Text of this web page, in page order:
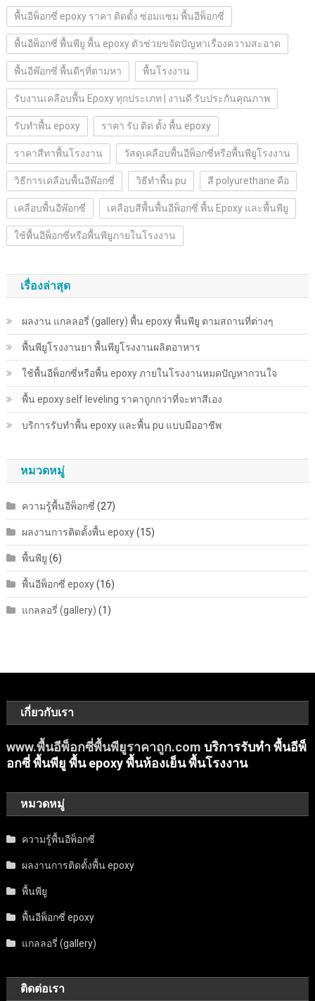
พื้นอีพ็อกซี่ epoxy ราคา ติดตั้ง ซ่อมแซม พื้นอีพ็อกซี่
พื้นอีพ็อกซี่ พื้นพียู พื้น epoxy ตัวช่วยขจัดปัญหาเรื่องความสะอาด
พื้นอีพ๊อกซี่ พื้นดีๆที่ตามหา พื้นโรงงาน
รับงานเคลือบพื้น Epoxy ทุกประเภท | งานดี รับประกันคุณภาพ
รับทำพื้น epoxy ราคา รับ ติด ตั้ง พื้น epoxy
ราคาสีทาพื้นโรงงาน วัสดุเคลือบพื้นอีพ็อกซี่หรือพื้นพียูโรงงาน
วิธีการเคลือบพื้นอีพ๊อกซี่ วิธีทำพื้น pu สี polyurethane คือ
เคลือบพื้นอีพ๊อกซี่ เคลือบสีพื้นพื้นอีพ็อกซี่ พื้น Epoxy และพื้นพียู
ใช้พื้นอีพ็อกซี่หรือพื้นพียูภายในโรงงาน
เรื่องล่าสุด
ผลงาน แกลลอรี่ (gallery) พื้น epoxy พื้นพียู ตามสถานที่ต่างๆ
พื้นพียู​โรงงานยา พื้นพียู​โรงงานผลิตอาหาร
ใช้พื้นอีพ็อกซี่หรือพื้น epoxy ภายในโรงงานหมดปัญหากวนใจ
พื้น epoxy self leveling ราคาถูกกว่าที่จะทาสีเอง
บริการรับทำพื้น epoxy และพื้น pu แบบมืออาชีพ
หมวดหมู่
ความรู้พื้นอีพ็อกซี่ (27)
ผลงานการติดตั้งพื้น epoxy(15)
พื้นพียู (6)
พื้นอีพ็อกซี่ epoxy(16)
แกลลอรี่ (gallery) (1)
เกี่ยวกับเรา
www.พื้นอีพ็อกซี่พื้นพียูราคาถูก.com บริการรับทำ พื้นอีพ็
อกซี่ พื้นพียู พื้น epoxy พื้นห้องเย็น พื้นโรงงาน
หมวดหมู่
ความรู้พื้นอีพ็อกซี่
ผลงานการติดตั้งพื้น epoxy
พื้นพียู
พื้นอีพ็อกซี่ epoxy
แกลลอรี่ (gallery)
ติดต่อเรา